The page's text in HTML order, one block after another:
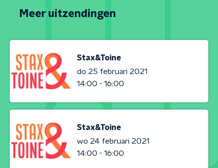
Meer uitzendingen
Stax&Toine
do 25 februari 2021
14:00 - 16:00
Stax&Toine
wo 24 februari 2021
14:00 - 16:00